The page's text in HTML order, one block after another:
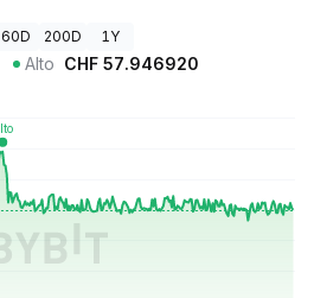
60D 200D 1Y
Alto CHF 57.946920